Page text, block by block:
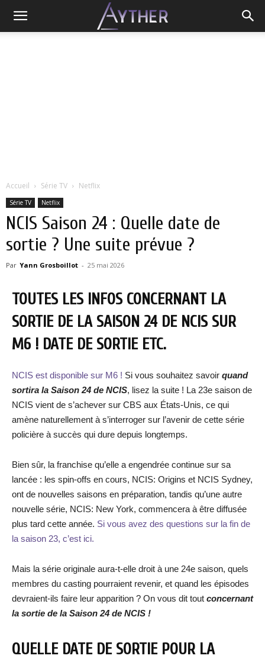
Accueil Série TV Netflix
Série TV Netflix
NCIS Saison 24 : Quelle date de
sortie ? Une suite prévue ?
Par Yann Grosboillot - 25 mai 2026
TOUTES LES INFOS CONCERNANT LA
SORTIE DE LA SAISON 24 DE NCIS SUR
M6 ! DATE DE SORTIE ETC.
NCIS est disponible sur M6 ! Si vous souhaitez savoir quand
sortira la Saison 24 de NCIS, lisez la suite ! La 23e saison de
NCIS vient de s’achever sur CBS aux États-Unis, ce qui
amène naturellement à s’interroger sur l’avenir de cette série
policière à succès qui dure depuis longtemps.
Bien sûr, la franchise qu’elle a engendrée continue sur sa
lancée : les spin-offs en cours, NCIS: Origins et NCIS Sydney,
ont de nouvelles saisons en préparation, tandis qu’une autre
nouvelle série, NCIS: New York, commencera à être diffusée
plus tard cette année. Si vous avez des questions sur la fin de
la saison 23, c’est ici.
Mais la série originale aura-t-elle droit à une 24e saison, quels
membres du casting pourraient revenir, et quand les épisodes
devraient-ils faire leur apparition ? On vous dit tout concernant
la sortie de la Saison 24 de NCIS !
QUELLE DATE DE SORTIE POUR LA